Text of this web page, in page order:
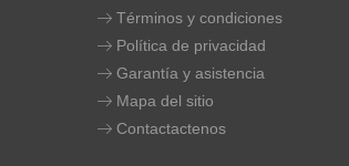
Términos y condiciones
Política de privacidad
Garantía y asistencia
Mapa del sitio
Contactactenos